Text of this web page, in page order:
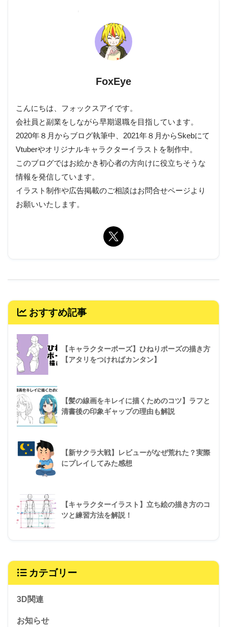
FoxEye
こんにちは、フォックスアイです。
会社員と副業をしながら早期退職を目指しています。
2020年８月からブログ執筆中、2021年８月からSkebにて
Vtuberやオリジナルキャラクターイラストを制作中。
このブログではお絵かき初心者の方向けに役立ちそうな
情報を発信しています。
イラスト制作や広告掲載のご相談はお問合せページより
お願いいたします。
おすすめ記事
【キャラクターポーズ】ひねりポーズの描き方
【アタリをつければカンタン】
【髪の線画をキレイに描くためのコツ】ラフと
清書後の印象ギャップの理由も解説
【新サクラ大戦】レビューがなぜ荒れた？実際
にプレイしてみた感想
【キャラクターイラスト】立ち絵の描き方のコ
ツと練習方法を解説！
カテゴリー
3D関連
お知らせ